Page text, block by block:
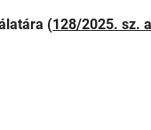
(128/2025. sz.